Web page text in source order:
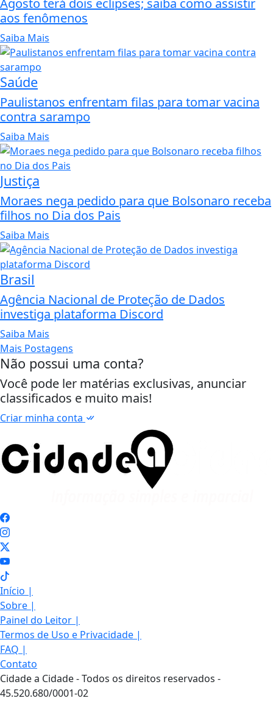
Agosto terá dois eclipses; saiba como assistir
aos fenômenos
Saiba Mais
Saúde
Paulistanos enfrentam filas para tomar vacina
contra sarampo
Saiba Mais
Justiça
Moraes nega pedido para que Bolsonaro receba
filhos no Dia dos Pais
Saiba Mais
Brasil
Agência Nacional de Proteção de Dados
investiga plataforma Discord
Saiba Mais
Mais Postagens
Não possui uma conta?
Você pode ler matérias exclusivas, anunciar
classificados e muito mais!
Criar minha conta
Início |
Sobre |
Painel do Leitor |
Termos de Uso e Privacidade |
FAQ |
Contato
Cidade a Cidade - Todos os direitos reservados -
45.520.680/0001-02